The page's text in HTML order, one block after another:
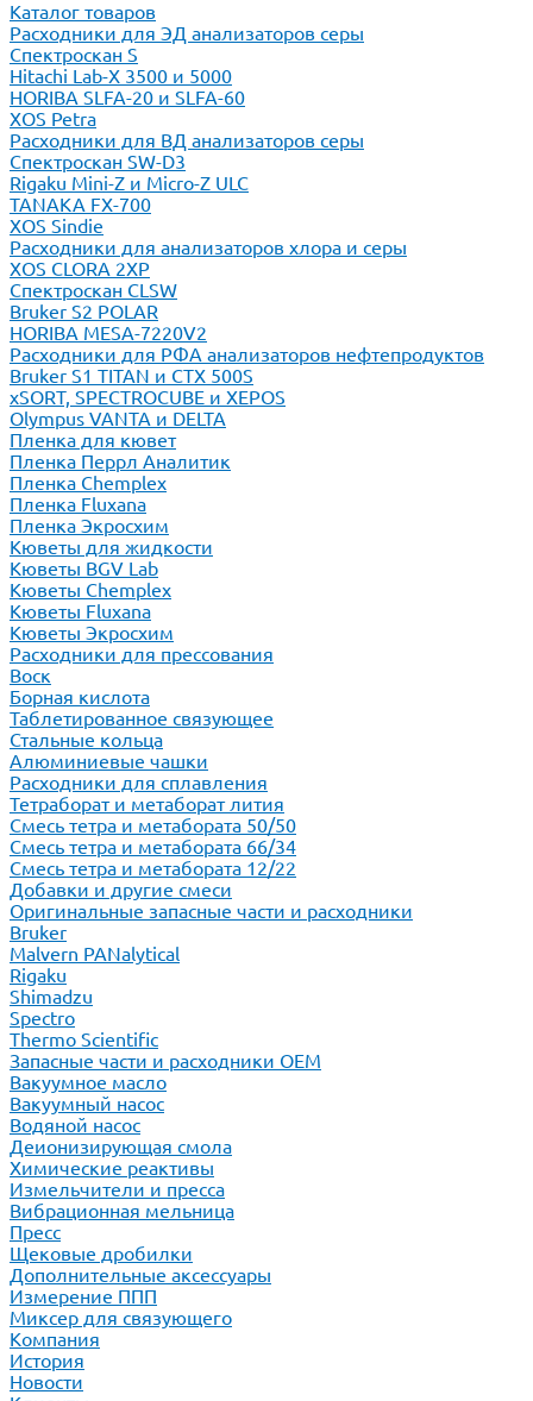
Каталог товаров
Расходники для ЭД анализаторов серы
Спектроскан S
Hitachi Lab-X 3500 и 5000
HORIBA SLFA-20 и SLFA-60
XOS Petra
Расходники для ВД анализаторов серы
Спектроскан SW-D3
Rigaku Mini-Z и Micro-Z ULC
TANAKA FX-700
XOS Sindie
Расходники для анализаторов хлора и серы
XOS CLORA 2XP
Спектроскан CLSW
Bruker S2 POLAR
HORIBA MESA-7220V2
Расходники для РФА анализаторов нефтепродуктов
Bruker S1 TITAN и CTX 500S
xSORT, SPECTROCUBE и XEPOS
Olympus VANTA и DELTA
Пленка для кювет
Пленка Перрл Аналитик
Пленка Chemplex
Пленка Fluxana
Пленка Экросхим
Кюветы для жидкости
Кюветы BGV Lab
Кюветы Chemplex
Кюветы Fluxana
Кюветы Экросхим
Расходники для прессования
Воск
Борная кислота
Таблетированное связующее
Стальные кольца
Алюминиевые чашки
Расходники для сплавления
Тетраборат и метаборат лития
Смесь тетра и метабората 50/50
Смесь тетра и метабората 66/34
Смесь тетра и метабората 12/22
Добавки и другие смеси
Оригинальные запасные части и расходники
Bruker
Malvern PANalytical
Rigaku
Shimadzu
Spectro
Thermo Scientific
Запасные части и расходники ОЕМ
Вакуумное масло
Вакуумный насос
Водяной насос
Деионизирующая смола
Химические реактивы
Измельчители и пресса
Вибрационная мельница
Пресс
Щековые дробилки
Дополнительные аксессуары
Измерение ППП
Миксер для связующего
Компания
История
Новости